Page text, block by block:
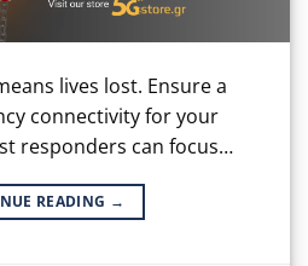
lives lost. Ensure a
connectivity for your
responders can focus…
READING →